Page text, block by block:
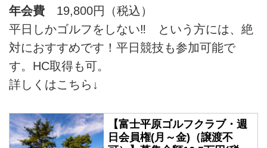
年会費 19,800円（税込）
平日しかゴルフをしない‼ という方には、絶
対におすすめです！平日競技も参加可能で
す。HC取得も可。
詳しくはこちら↓
【富士平原ゴルフクラブ・週
日会員権(月～金)（譲渡不